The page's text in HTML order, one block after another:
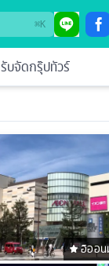
⌘K
รับจัดกรุ๊ปทัวร์
อิออน